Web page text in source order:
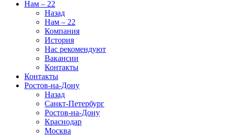
Нам – 22
Назад
Нам – 22
Компания
История
Нас рекомендуют
Вакансии
Контакты
Контакты
Ростов-на-Дону
Назад
Санкт-Петербург
Ростов-на-Дону
Краснодар
Москва